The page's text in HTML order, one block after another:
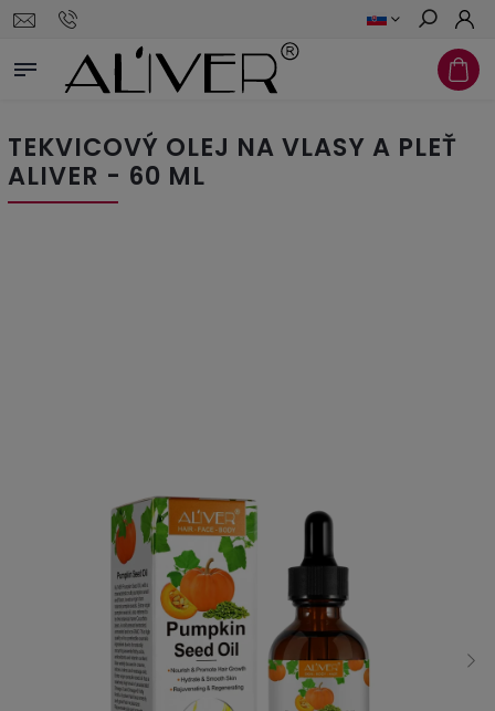
Hľadať
TEKVICOVÝ OLEJ NA VLASY A PLEŤ
ALIVER - 60 ML